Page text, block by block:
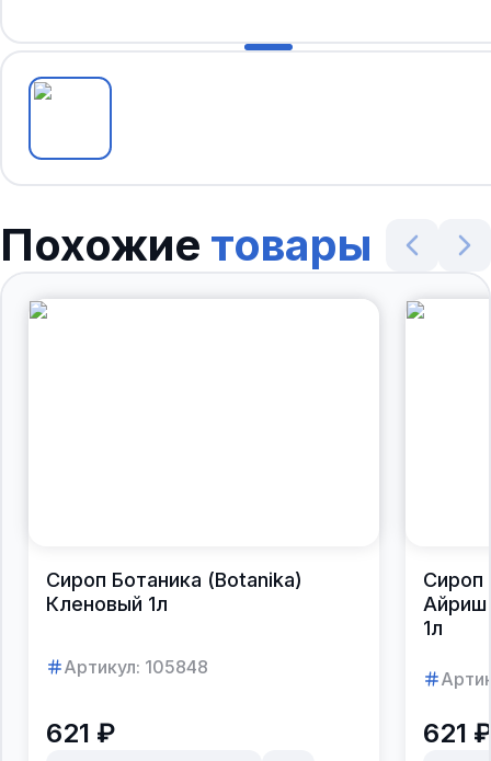
Похожие товары
Сироп Ботаника (Botanika)
Кленовый 1л
Артикул: 105848
621 ₽
Сироп
Айриш
1л
621 ₽